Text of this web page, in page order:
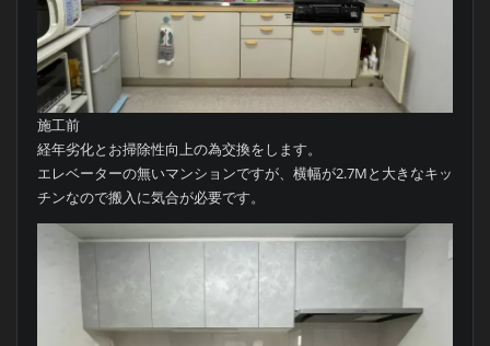
施工前
経年劣化とお掃除性向上の為交換をします。
エレベーターの無いマンションですが、横幅が2.7Mと大きなキッ
チンなので搬入に気合が必要です。